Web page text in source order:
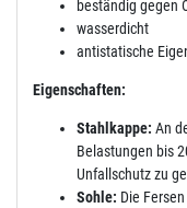
beständig gegen
wasserdicht
antistatische
Eigenschaften:
Stahlkappe: An
Belastungen bis
Unfallschutz zu
Sohle: Die